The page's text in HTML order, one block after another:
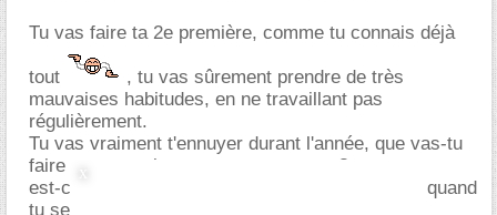
Tu vas faire ta 2e première, comme tu connais déjà
tout
, tu vas sûrement prendre de très
mauvaises habitudes, en ne travaillant pas
régulièrement.
Tu vas vraiment t'ennuyer durant l'année, que vas-tu
faire avec tout le temps que tu auras ?
est-ce que tu penses avoir le bac avec mention quand
tu seras en terminale ?